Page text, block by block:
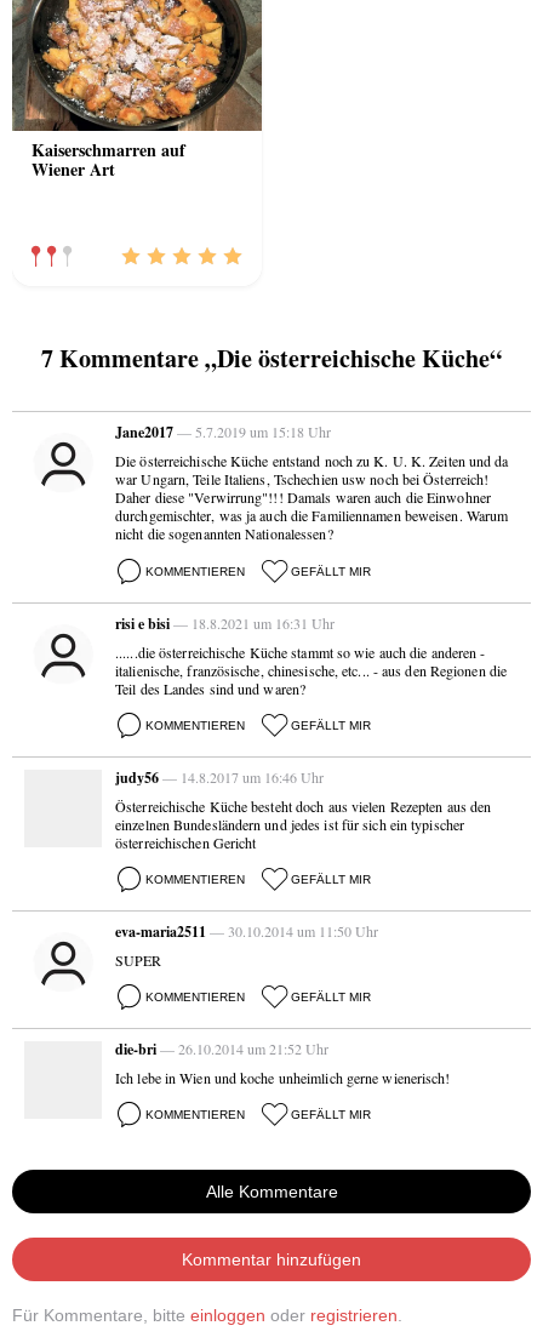
Kaiserschmarren auf
Wiener Art
7 Kommentare „Die österreichische Küche“
Jane2017— 5.7.2019 um 15:18 Uhr
Die österreichische Küche entstand noch zu K. U. K. Zeiten und da
war Ungarn, Teile Italiens, Tschechien usw noch bei Österreich!
Daher diese "Verwirrung"!!! Damals waren auch die Einwohner
durchgemischter, was ja auch die Familiennamen beweisen. Warum
nicht die sogenannten Nationalessen?
KOMMENTIEREN GEFÄLLT MIR
risi e bisi— 18.8.2021 um 16:31 Uhr
......die österreichische Küche stammt so wie auch die anderen -
italienische, französische, chinesische, etc... - aus den Regionen die
Teil des Landes sind und waren?
KOMMENTIEREN GEFÄLLT MIR
judy56— 14.8.2017 um 16:46 Uhr
Österreichische Küche besteht doch aus vielen Rezepten aus den
einzelnen Bundesländern und jedes ist für sich ein typischer
österreichischen Gericht
KOMMENTIEREN GEFÄLLT MIR
eva-maria2511 — 30.10.2014 um 11:50 Uhr
SUPER
KOMMENTIEREN GEFÄLLT MIR
die-bri— 26.10.2014 um 21:52 Uhr
Ich lebe in Wien und koche unheimlich gerne wienerisch!
KOMMENTIEREN GEFÄLLT MIR
Alle Kommentare
Kommentar hinzufügen
Für Kommentare, bitte einloggen oder registrieren